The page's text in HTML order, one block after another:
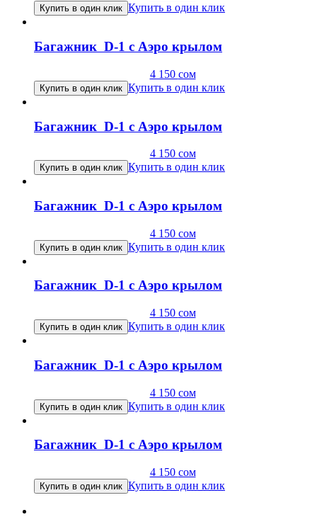
Купить в один клик Купить в один клик
Багажник D-1 с Аэро крылом
4 150 сом
Купить в один клик Купить в один клик
Багажник D-1 с Аэро крылом
4 150 сом
Купить в один клик Купить в один клик
Багажник D-1 с Аэро крылом
4 150 сом
Купить в один клик Купить в один клик
Багажник D-1 с Аэро крылом
4 150 сом
Купить в один клик Купить в один клик
Багажник D-1 с Аэро крылом
4 150 сом
Купить в один клик Купить в один клик
Багажник D-1 с Аэро крылом
4 150 сом
Купить в один клик Купить в один клик